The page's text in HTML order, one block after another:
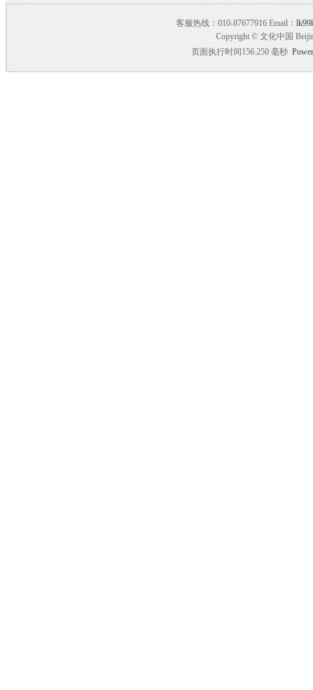
客服热线：010-87677916 Email：
Copyright © 文化中国
页面执行时间156.250 毫秒